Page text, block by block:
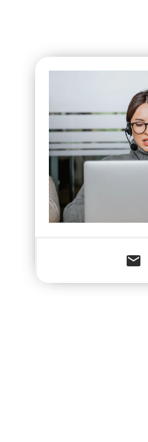
email